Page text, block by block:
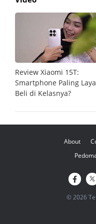
Review Xiaomi 15T:
Smartphone Paling
Beli di Kelasnya?
About
© 2026